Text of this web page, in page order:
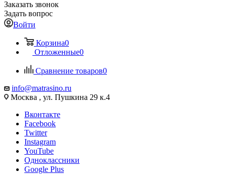
Заказать звонок
Задать вопрос
Войти
Корзина0
Отложенные0
Сравнение товаров0
info@matrasino.ru
Москва , ул. Пушкина 29 к.4
Вконтакте
Facebook
Twitter
Instagram
YouTube
Одноклассники
Google Plus